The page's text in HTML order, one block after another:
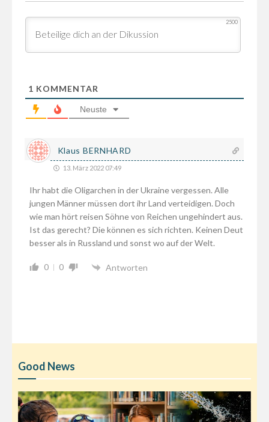
2500
1 KOMMENTAR
Neuste
Klaus BERNHARD
13. März 2022 07:49
Ihr habt die Oligarchen in der Ukraine vergessen. Alle
jungen Männer müssen dort ihr Land verteidigen. Doch
wie man hört reisen Söhne von Reichen ungehindert aus.
Ist das gerecht? Die können es sich richten. Keinen Deut
besser als in Russland und sonst wo auf der Welt.
0 0 Antworten
Good News